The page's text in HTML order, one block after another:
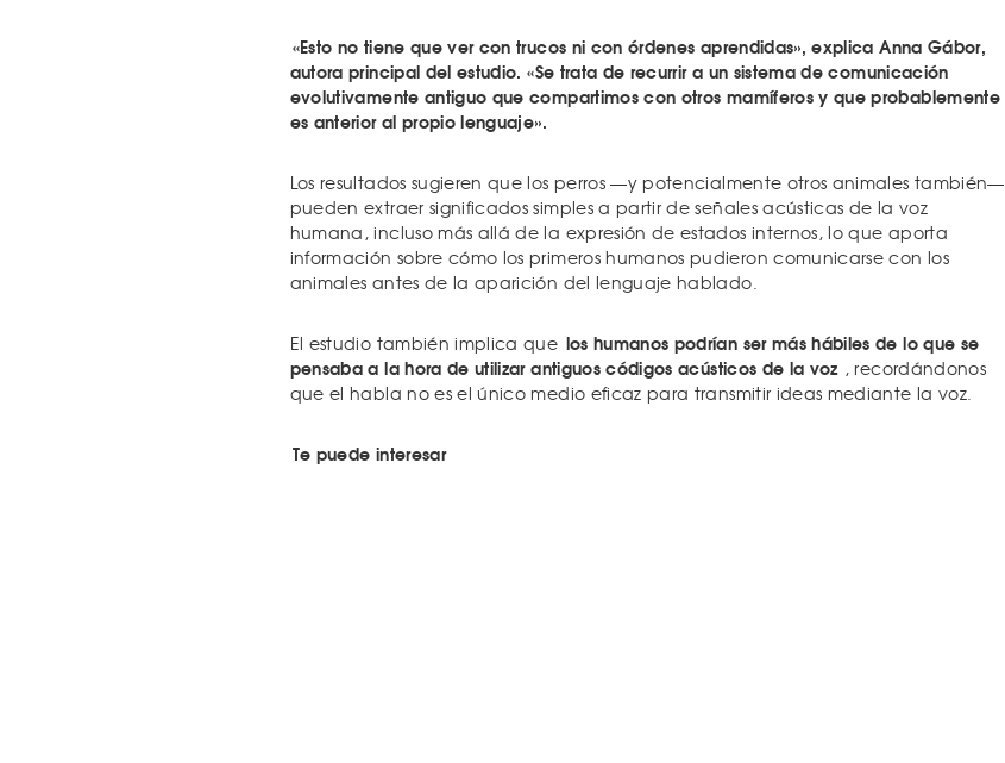
«Esto no tiene que ver con trucos ni con órdenes aprendidas», explica Anna Gábor,
autora principal del estudio. «Se trata de recurrir a un sistema de comunicación
evolutivamente antiguo que compartimos con otros mamíferos y que probablemente
es anterior al propio lenguaje».
Los resultados sugieren que los perros —y potencialmente otros animales también—
pueden extraer significados simples a partir de señales acústicas de la voz
humana, incluso más allá de la expresión de estados internos, lo que aporta
información sobre cómo los primeros humanos pudieron comunicarse con los
animales antes de la aparición del lenguaje hablado.
El estudio también implica que los humanos podrían ser más hábiles de lo que se
pensaba a la hora de utilizar antiguos códigos acústicos de la voz , recordándonos
que el habla no es el único medio eficaz para transmitir ideas mediante la voz.
Te puede interesar